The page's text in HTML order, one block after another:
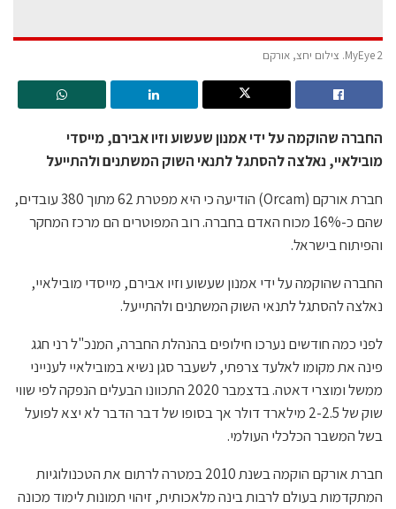
MyEye 2. צילום יחצ, אורקם
החברה שהוקמה על ידי אמנון שעשוע וזיו אבירם, מייסדי
מובילאיי, נאלצה להסתגל לתנאי השוק המשתנים ולהתייעל
חברת אורקם (Orcam) הודיעה כי היא מפטרת 62 מתוך 380 עובדים,
שהם כ-16% מכוח האדם בחברה. רוב המפוטרים הם מרכז המחקר
והפיתוח בישראל.
החברה שהוקמה על ידי אמנון שעשוע וזיו אבירם, מייסדי מובילאיי,
נאלצה להסתגל לתנאי השוק המשתנים ולהתייעל.
לפני כמה חודשים נערכו חילופים בהנהלת החברה, המנכ"ל רני חגג
פינה את מקומו לאלעד צרפתי, לשעבר סגן נשיא במובילאיי לענייני
ממשל ומוצרי דאטה. בדצמבר 2020 התכוונו הבעלים הנפקה לפי שווי
שוק של 2-2.5 מילארד דולר אך בסופו של דבר הדבר לא יצא לפועל
בשל המשבר הכלכלי העולמי.
חברת אורקם הוקמה בשנת 2010 במטרה לרתום את הטכנולוגיות
המתקדמות בעולם לרבות בינה מלאכותית, זיהוי תמונות לימוד מכונה